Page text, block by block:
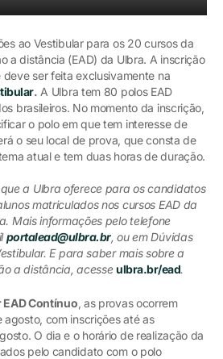
ao Vestibular para os 20 cursos da
a distância (EAD) da Ulbra. A inscrição
ser feita exclusivamente na
. A Ulbra tem 80 polos EAD
brasileiros. No momento da inscrição,
o polo em que tem interesse de
o seu local de prova, que consta de
atual e tem duas horas de duração.
a Ulbra oferece para os candidatos
matriculados nos cursos EAD da
Mais informações pelo telefone
portalead@ulbra.br, ou em Dúvidas
E para saber mais sobre a
a distância, acesseulbra.br/ead.
Contínuo, as provas ocorrem
agosto, com inscrições até as
O dia e o horário de realização da
pelo candidato com o polo